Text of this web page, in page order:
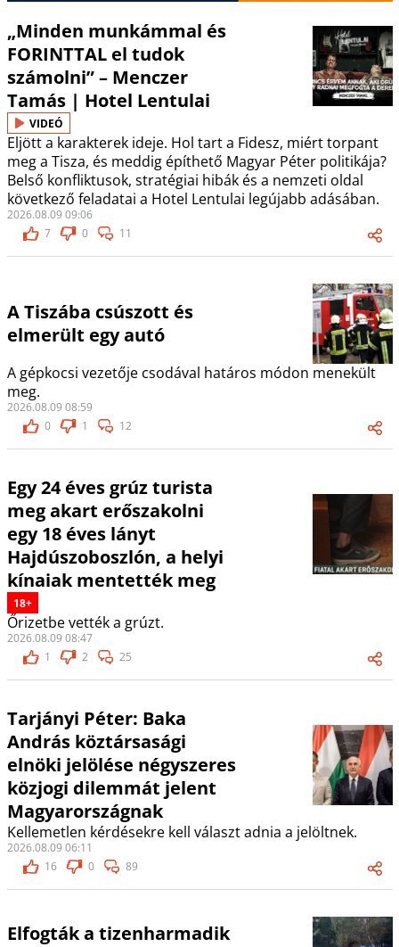
„Minden munkámmal és
FORINTTAL el tudok
számolni” – Menczer
Tamás | Hotel Lentulai
VIDEÓ
Eljött a karakterek ideje. Hol tart a Fidesz, miért torpant
meg a Tisza, és meddig építhető Magyar Péter politikája?
Belső konfliktusok, stratégiai hibák és a nemzeti oldal
következő feladatai a Hotel Lentulai legújabb adásában.
2026.08.09 09:06
7
0 11
A Tiszába csúszott és
elmerült egy autó
A gépkocsi vezetője csodával határos módon menekült
meg.
2026.08.09 08:59
0
1 12
Egy 24 éves grúz turista
meg akart erőszakolni
egy 18 éves lányt
Hajdúszoboszlón, a helyi
kínaiak mentették meg
18+
Őrizetbe vették a grúzt.
2026.08.09 08:47
1
2 25
Tarjányi Péter: Baka
András köztársasági
elnöki jelölése négyszeres
közjogi dilemmát jelent
Magyarországnak
Kellemetlen kérdésekre kell választ adnia a jelöltnek.
2026.08.09 06:11
16
0 89
Elfogták a tizenharmadik